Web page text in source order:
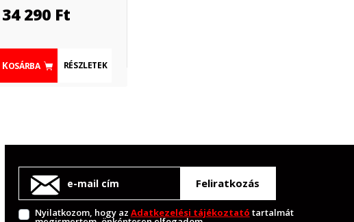
34 290 Ft
KOSÁRBA RÉSZLETEK
Feliratkozás
Nyilatkozom, hogy az Adatkezelési tájékoztató tartalmát